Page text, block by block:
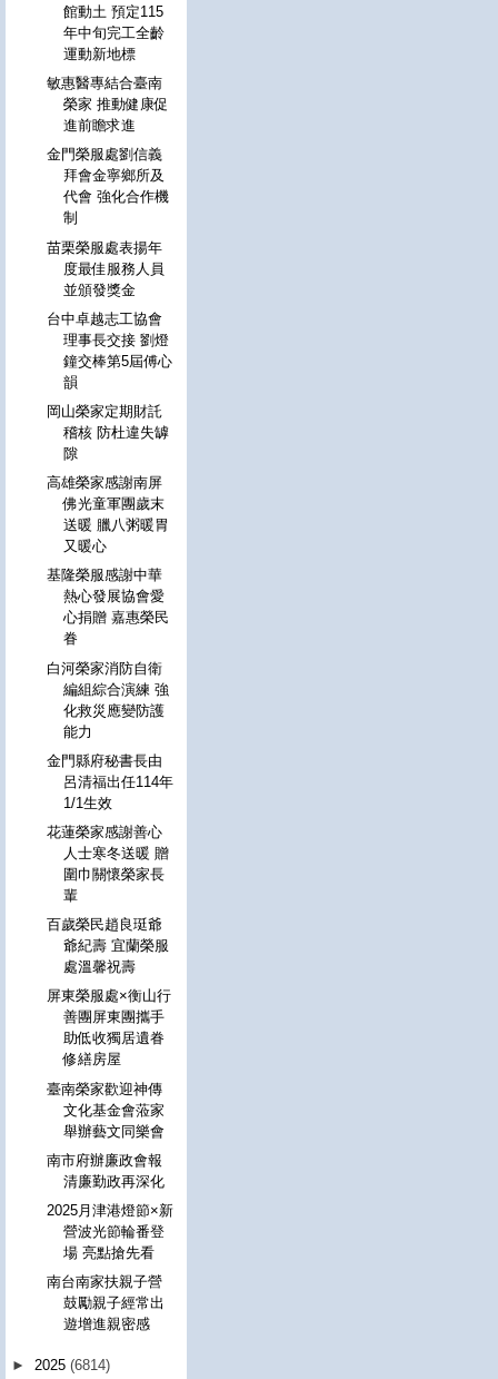
館動土 預定115
年中旬完工全齡
運動新地標
敏惠醫專結合臺南
榮家 推動健康促
進前瞻求進
金門榮服處劉信義
拜會金寧鄉所及
代會 強化合作機
制
苗栗榮服處表揚年
度最佳服務人員
並頒發獎金
台中卓越志工協會
理事長交接 劉燈
鐘交棒第5屆傅心
韻
岡山榮家定期財託
稽核 防杜違失罅
隙
高雄榮家感謝南屏
佛光童軍團歲末
送暖 臘八粥暖胃
又暖心
基隆榮服感謝中華
熱心發展協會愛
心捐贈 嘉惠榮民
眷
白河榮家消防自衛
編組綜合演練 強
化救災應變防護
能力
金門縣府秘書長由
呂清福出任114年
1/1生效
花蓮榮家感謝善心
人士寒冬送暖 贈
圍巾關懷榮家長
輩
百歲榮民趙良珽爺
爺紀壽 宜蘭榮服
處溫馨祝壽
屏東榮服處×衡山行
善團屏東團攜手
助低收獨居遺眷
修繕房屋
臺南榮家歡迎神傳
文化基金會蒞家
舉辦藝文同樂會
南市府辦廉政會報
清廉勤政再深化
2025月津港燈節×新
營波光節輪番登
場 亮點搶先看
南台南家扶親子營
鼓勵親子經常出
遊增進親密感
► 2025 (6814)